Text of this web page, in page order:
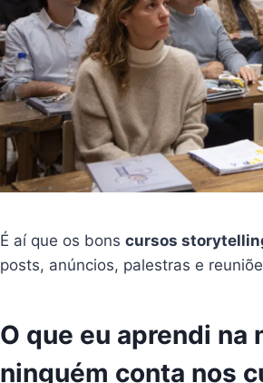
É aí que os bons cursos
posts, anúncios, palestras e
O que eu aprendi
ninguém conta nos